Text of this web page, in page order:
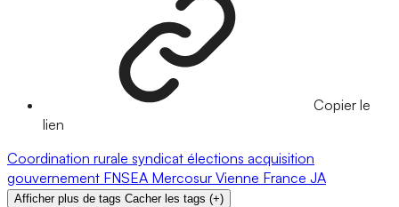
Copier le
lien
Coordination rurale syndicat élections acquisition
gouvernement FNSEA Mercosur Vienne France JA
Afficher plus de tags Cacher les tags (+)